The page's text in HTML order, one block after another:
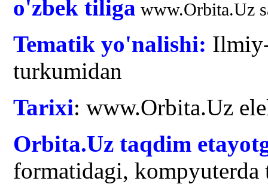
o'zbek tiliga www.Orbita.Uz
Tematik yo'nalishi:
turkumidan
Tarixi: www.Orbita.Uz
Orbita.Uz taqdim
formatidagi, kompyuterda